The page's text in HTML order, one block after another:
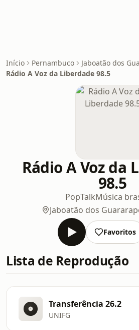
Início Pernambuco
Jaboatão dos
Rádio A Voz da Liberdade 98.5
Rádio A Voz da
98.5
PopTalkMúsica
Jaboatão dos
Favoritos
Lista de Reprodução
Transferência 26.2
UNIFG